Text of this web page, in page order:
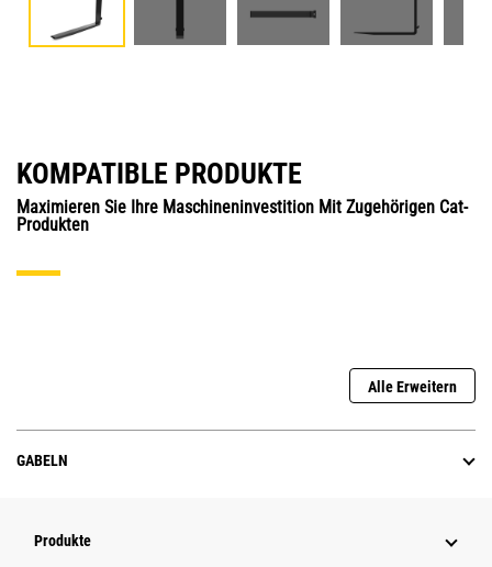
KOMPATIBLE PRODUKTE
Maximieren Sie Ihre Maschineninvestition Mit Zugehörigen Cat-
Produkten
Alle Erweitern
GABELN
Produkte